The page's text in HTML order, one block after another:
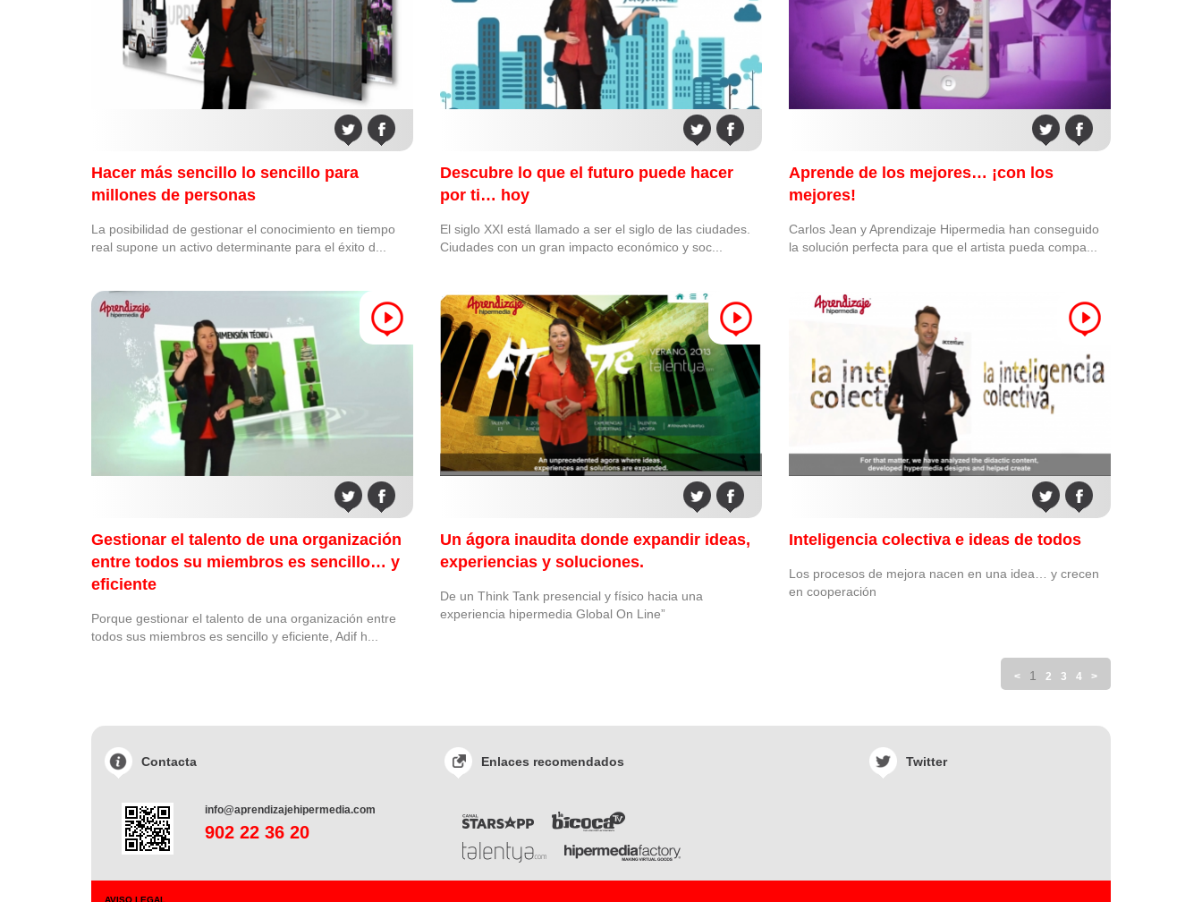
Hacer más sencillo lo sencillo para
millones de personas
La posibilidad de gestionar el conocimiento en tiempo
real supone un activo determinante para el éxito d...
Descubre lo que el futuro puede hacer
por ti… hoy
El siglo XXI está llamado a ser el siglo de las ciudades.
Ciudades con un gran impacto económico y soc...
Aprende de los mejores… ¡con los
mejores!
Carlos Jean y Aprendizaje Hipermedia han conseguido
la solución perfecta para que el artista pueda compa...
Gestionar el talento de una organización
entre todos su miembros es sencillo… y
eficiente
Porque gestionar el talento de una organización entre
todos sus miembros es sencillo y eficiente, Adif h...
Un ágora inaudita donde expandir ideas,
experiencias y soluciones.
De un Think Tank presencial y físico hacia una
experiencia hipermedia Global On Line”
Inteligencia colectiva e ideas de todos
Los procesos de mejora nacen en una idea… y crecen
en cooperación
< 1 2 3 4 >
Contacta
info@aprendizajehipermedia.com
902 22 36 20
Enlaces recomendados Twitter
AVISO LEGAL